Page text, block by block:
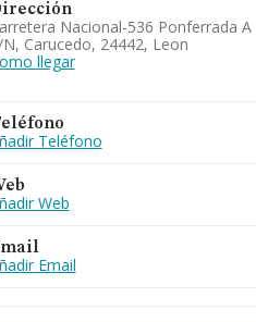
Nacional-536 Ponferrada
n, Carucedo, 24442, Leon
llegar
Teléfono
Web
Email